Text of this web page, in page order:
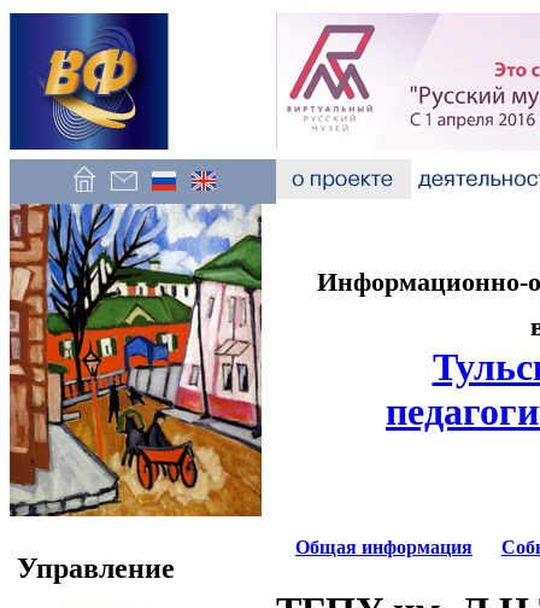
Управление
Информационно-
Общая информация